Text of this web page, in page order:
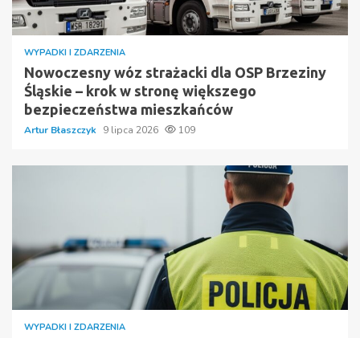
WYPADKI I ZDARZENIA
Nowoczesny wóz strażacki dla OSP Brzeziny
Śląskie – krok w stronę większego
bezpieczeństwa mieszkańców
Artur Błaszczyk 9 lipca 2026 109
WYPADKI I ZDARZENIA